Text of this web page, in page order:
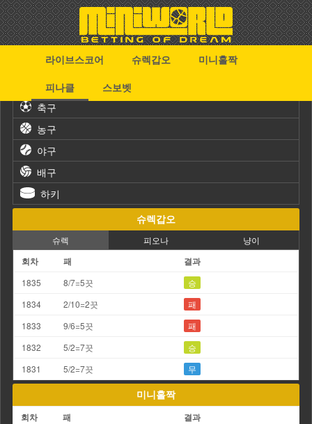
라이브스코어 슈렉갑오
미니홀짝
피나클
스보벳
축구
농구
야구
배구
하키
슈렉갑오
슈렉 피오나 냥이
회차 패 결과
1835 8/7=5끗
승
1834
2/10=2끗
패
1833
9/6=5끗
패
1832
5/2=7끗
승
1831
5/2=7끗 무
미니홀짝
회차 패 결과